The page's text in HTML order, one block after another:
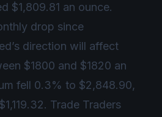
$1,809.81 an ounce.
drop since
direction will affect
$1800 and $1820 an
fell 0.3% to $2,848.90,
Trade Traders